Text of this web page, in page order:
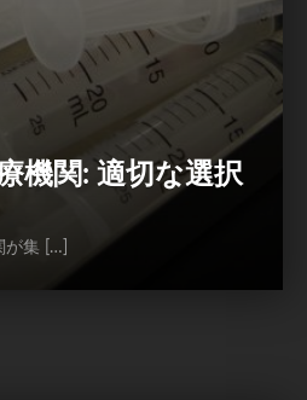
機関: 適切な選択
が集 […]